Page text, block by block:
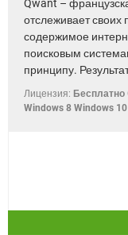
ВИДЕО
Qwant –
отслеживает своих
содержимое
поисковым
принципу.
Лицензия: Бесплатно
Windows 8 Windows 10